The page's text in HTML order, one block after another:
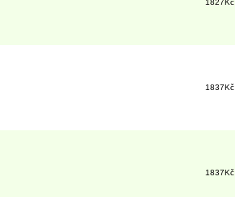
1827Kč
1837Kč
1837Kč